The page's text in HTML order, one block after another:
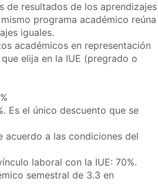
de resultados de los aprendizajes
programa académico reúna
iguales.
académicos en representación
elija en la IUE (pregrado o
Es el único descuento que se
acuerdo a las condiciones del
laboral con la IUE: 70%.
semestral de 3.3 en